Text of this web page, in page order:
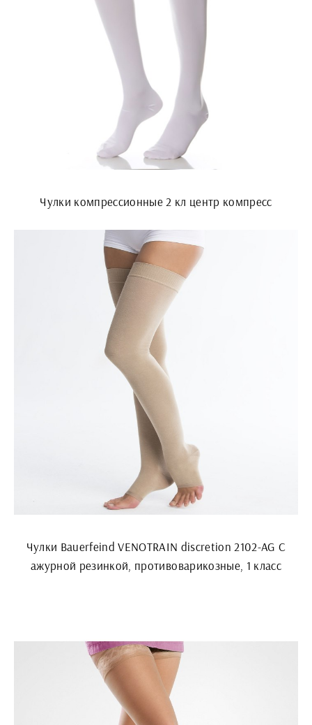
Чулки компрессионные 2 кл центр компресс
Чулки Bauerfeind VENOTRAIN discretion 2102-AG С
ажурной резинкой, противоварикозные, 1 класс